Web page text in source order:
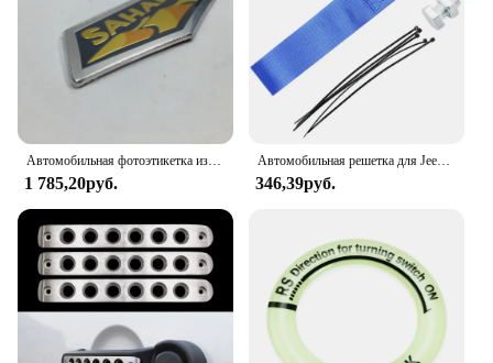
1 785,20руб.
Автомобильная решетка для Jeep WRANGLER WILLYS TRAIL HAWK RUBICON декоративный ремень COMPASS COMMANDER CHEROKEE аксессуары
346,39руб.